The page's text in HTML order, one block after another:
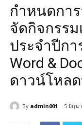
กำหนดกา
จัดกิจกรร
ประจำปีกา
Word &
ดาวน์โหล
By admin001 5 มิถุน